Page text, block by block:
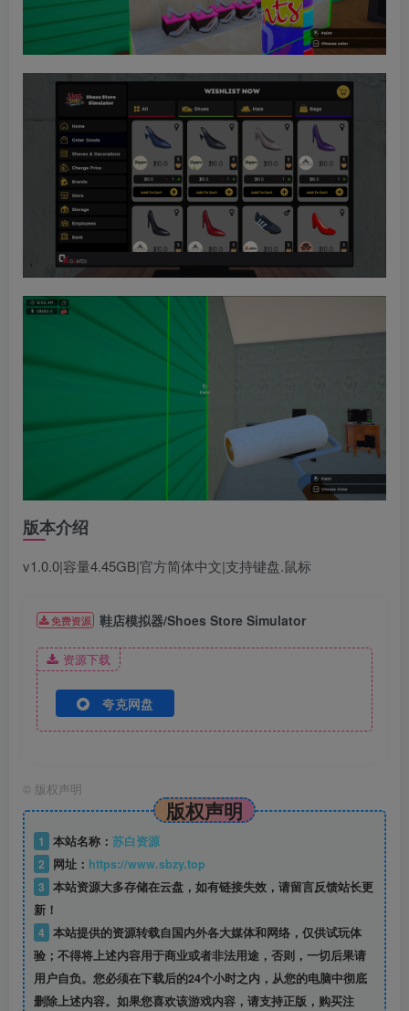
版本介绍
v1.0.0|容量4.45GB|官方简体中文|支持键盘.鼠标
免费资源 鞋店模拟器/Shoes Store Simulator
资源下载
夸克网盘
© 版权声明
版权声明
1 本站名称： 苏白资源
2
网址： https://www.sbzy.top
3 本站资源大多存储在云盘，如有链接失效，请留言反馈站长更
新！
4 本站提供的资源转载自国内外各大媒体和网络，仅供试玩体
验；不得将上述内容用于商业或者非法用途，否则，一切后果请
用户自负。您必须在下载后的24个小时之内，从您的电脑中彻底
删除上述内容。如果您喜欢该游戏内容，请支持正版，购买注